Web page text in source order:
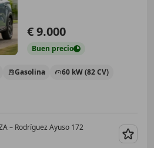
€ 9.000
Buen precio
Gasolina 60 kW (82 CV)
– Rodríguez Ayuso 172